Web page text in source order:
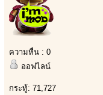
ความหื่น : 0
ออฟไลน์
กระทู้: 71,727